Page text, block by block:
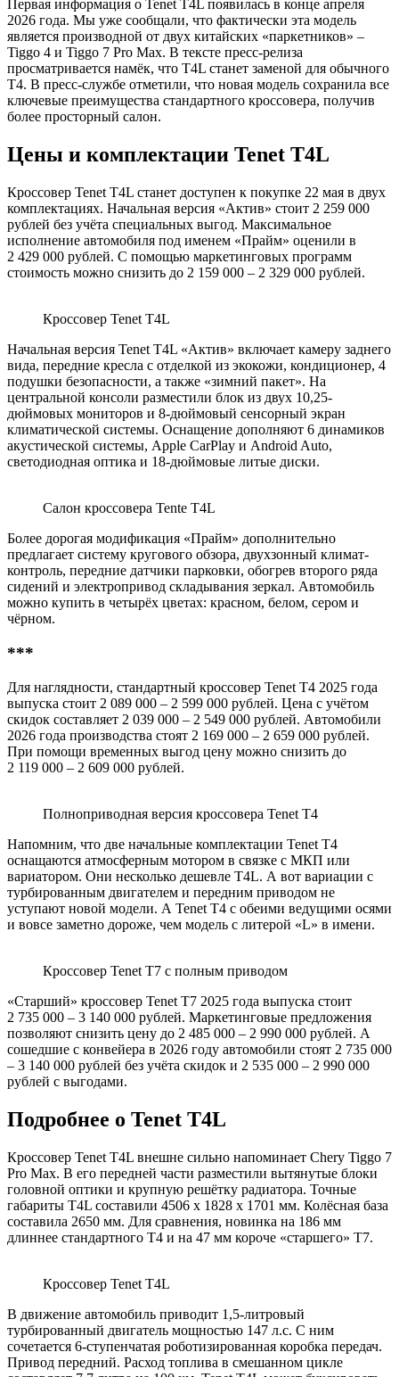
Первая информация о Tenet T4L появилась в конце апреля
2026 года. Мы уже сообщали, что фактически эта модель
является производной от двух китайских «паркетников» –
Tiggo 4 и Tiggo 7 Pro Max. В тексте пресс-релиза
просматривается намёк, что T4L станет заменой для обычного
T4. В пресс-службе отметили, что новая модель сохранила все
ключевые преимущества стандартного кроссовера, получив
более просторный салон.
Цены и комплектации Tenet T4L
Кроссовер Tenet T4L станет доступен к покупке 22 мая в двух
комплектациях. Начальная версия «Актив» стоит 2 259 000
рублей без учёта специальных выгод. Максимальное
исполнение автомобиля под именем «Прайм» оценили в
2 429 000 рублей. С помощью маркетинговых программ
стоимость можно снизить до 2 159 000 – 2 329 000 рублей.
Кроссовер Tenet T4L
Начальная версия Tenet T4L «Актив» включает камеру заднего
вида, передние кресла с отделкой из экокожи, кондиционер, 4
подушки безопасности, а также «зимний пакет». На
центральной консоли разместили блок из двух 10,25-
дюймовых мониторов и 8-дюймовый сенсорный экран
климатической системы. Оснащение дополняют 6 динамиков
акустической системы, Apple CarPlay и Android Auto,
светодиодная оптика и 18-дюймовые литые диски.
Салон кроссовера Tente T4L
Более дорогая модификация «Прайм» дополнительно
предлагает систему кругового обзора, двухзонный климат-
контроль, передние датчики парковки, обогрев второго ряда
сидений и электропривод складывания зеркал. Автомобиль
можно купить в четырёх цветах: красном, белом, сером и
чёрном.
***
Для наглядности, стандартный кроссовер Tenet T4 2025 года
выпуска стоит 2 089 000 – 2 599 000 рублей. Цена с учётом
скидок составляет 2 039 000 – 2 549 000 рублей. Автомобили
2026 года производства стоят 2 169 000 – 2 659 000 рублей.
При помощи временных выгод цену можно снизить до
2 119 000 – 2 609 000 рублей.
Полноприводная версия кроссовера Tenet T4
Напомним, что две начальные комплектации Tenet T4
оснащаются атмосферным мотором в связке с МКП или
вариатором. Они несколько дешевле T4L. А вот вариации с
турбированным двигателем и передним приводом не
уступают новой модели. А Tenet T4 с обеими ведущими осями
и вовсе заметно дороже, чем модель с литерой «L» в имени.
Кроссовер Tenet T7 с полным приводом
«Старший» кроссовер Tenet T7 2025 года выпуска стоит
2 735 000 – 3 140 000 рублей. Маркетинговые предложения
позволяют снизить цену до 2 485 000 – 2 990 000 рублей. А
сошедшие с конвейера в 2026 году автомобили стоят 2 735 000
– 3 140 000 рублей без учёта скидок и 2 535 000 – 2 990 000
рублей с выгодами.
Подробнее о Tenet T4L
Кроссовер Tenet T4L внешне сильно напоминает Chery Tiggo 7
Pro Max. В его передней части разместили вытянутые блоки
головной оптики и крупную решётку радиатора. Точные
габариты T4L составили 4506 х 1828 х 1701 мм. Колёсная база
составила 2650 мм. Для сравнения, новинка на 186 мм
длиннее стандартного T4 и на 47 мм короче «старшего» T7.
Кроссовер Tenet T4L
В движение автомобиль приводит 1,5-литровый
турбированный двигатель мощностью 147 л.с. С ним
сочетается 6-ступенчатая роботизированная коробка передач.
Привод передний. Расход топлива в смешанном цикле